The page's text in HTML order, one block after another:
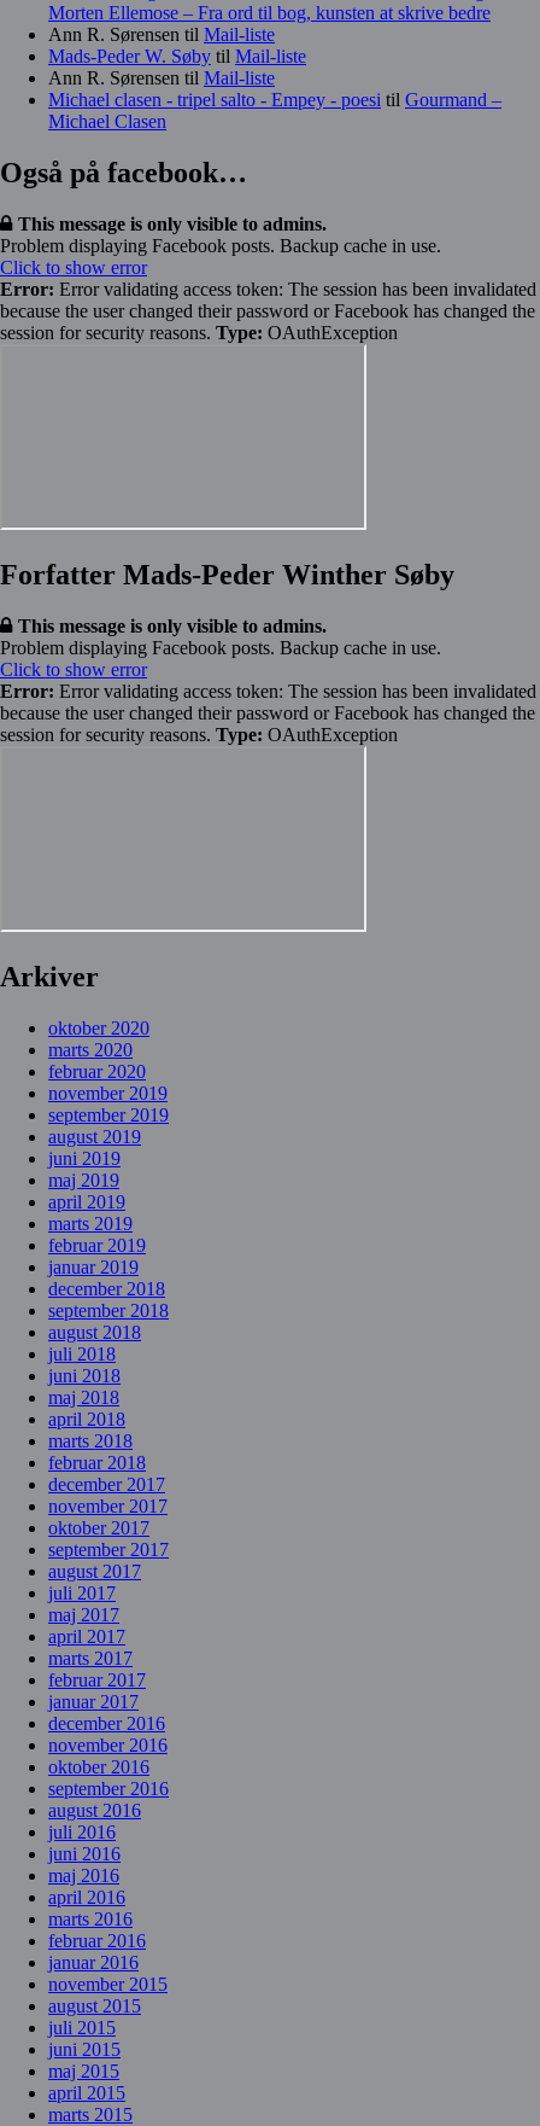
Morten Ellemose – Fra ord til bog, kunsten at skrive bedre
Ann R. Sørensen til Mail-liste
Mads-Peder W. Søby til Mail-liste
Ann R. Sørensen til Mail-liste
Michael clasen - tripel salto - Empey - poesi til Gourmand –
Michael Clasen
Også på facebook…
This message is only visible to admins.
Problem displaying Facebook posts. Backup cache in use.
Click to show error
Error: Error validating access token: The session has been invalidated
because the user changed their password or Facebook has changed the
session for security reasons. Type: OAuthException
Forfatter Mads-Peder Winther Søby
This message is only visible to admins.
Problem displaying Facebook posts. Backup cache in use.
Click to show error
Error: Error validating access token: The session has been invalidated
because the user changed their password or Facebook has changed the
session for security reasons. Type: OAuthException
Arkiver
oktober 2020
marts 2020
februar 2020
november 2019
september 2019
august 2019
juni 2019
maj 2019
april 2019
marts 2019
februar 2019
januar 2019
december 2018
september 2018
august 2018
juli 2018
juni 2018
maj 2018
april 2018
marts 2018
februar 2018
december 2017
november 2017
oktober 2017
september 2017
august 2017
juli 2017
maj 2017
april 2017
marts 2017
februar 2017
januar 2017
december 2016
november 2016
oktober 2016
september 2016
august 2016
juli 2016
juni 2016
maj 2016
april 2016
marts 2016
februar 2016
januar 2016
november 2015
august 2015
juli 2015
juni 2015
maj 2015
april 2015
marts 2015